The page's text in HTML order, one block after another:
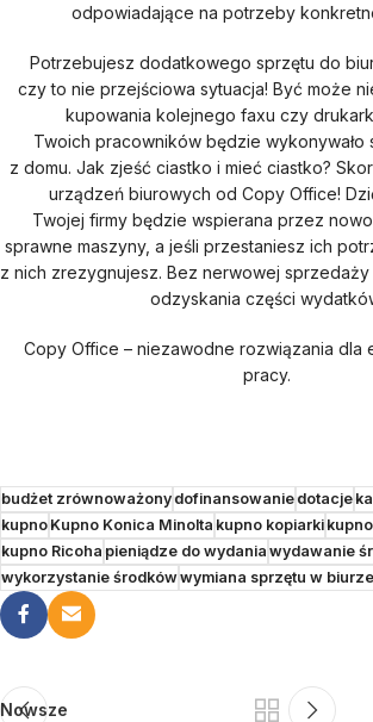
odpowiadające na potrzeby
Potrzebujesz dodatkowego sprzętu do
czy to nie przejściowa sytuacja! Być może
kupowania kolejnego faxu czy
Twoich pracowników będzie wykonywało
z domu. Jak zjeść ciastko i mieć ciastko?
urządzeń biurowych od Copy Office!
Twojej firmy będzie wspierana przez
sprawne maszyny, a jeśli przestaniesz ich
z nich zrezygnujesz. Bez nerwowej
odzyskania części
Copy Office – niezawodne rozwiązania dla
pracy.
budżet zrównoważonydofinansowaniedotacje
kupnoKupno Konica Minolta kupno kopiarki
kupno Ricoha pieniądze do wydania wydawanie
wykorzystanie środkówwymiana sprzętu w biurze
Nowsze